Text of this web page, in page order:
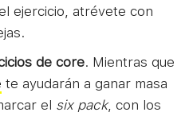
ejercicio, atrévete con
de core. Mientras que
te ayudarán a ganar masa
el six pack, con los